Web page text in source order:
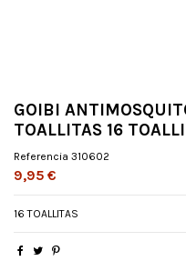
GOIBI
TOALLITAS 16
Referencia 310602
9,95 €
16 TOALLITAS